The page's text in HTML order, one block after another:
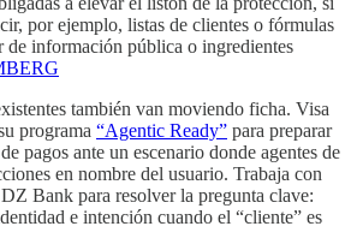
por ejemplo, listas de clientes o fórmulas
de información pública o ingredientes
también van moviendo ficha. Visa
programa “Agentic Ready” para preparar
pagos ante un escenario donde agentes de
en nombre del usuario. Trabaja con
Bank para resolver la pregunta clave:
e intención cuando el “cliente” es